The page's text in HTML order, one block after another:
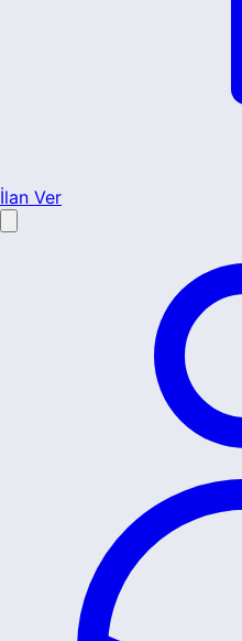
İlan Ver